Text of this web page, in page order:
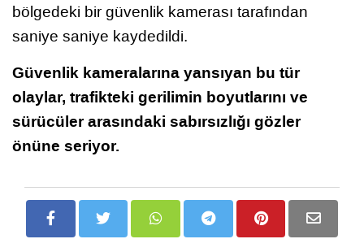
bölgedeki bir güvenlik kamerası tarafından
saniye saniye kaydedildi.
Güvenlik kameralarına yansıyan bu tür
olaylar, trafikteki gerilimin boyutlarını ve
sürücüler arasındaki sabırsızlığı gözler
önüne seriyor.